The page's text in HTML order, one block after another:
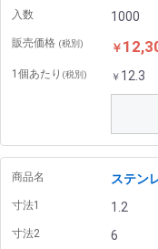
入数 1000
販売価格 (税別) ￥
1個あたり (税別) ￥ 12.3
商品名 ステン
寸法1 1.2
寸法2 6